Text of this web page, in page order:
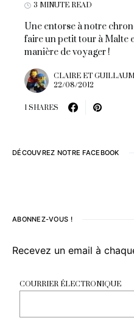
3 MINUTE READ
Une entorse à notre
faire un petit tour à Malte
manière de voyager !
CLAIRE ET
22/08/2012
1 SHARES
DÉCOUVREZ NOTRE FACEBOOK
ABONNEZ-VOUS !
Recevez un email à
COURRIER ÉLECTRONIQUE